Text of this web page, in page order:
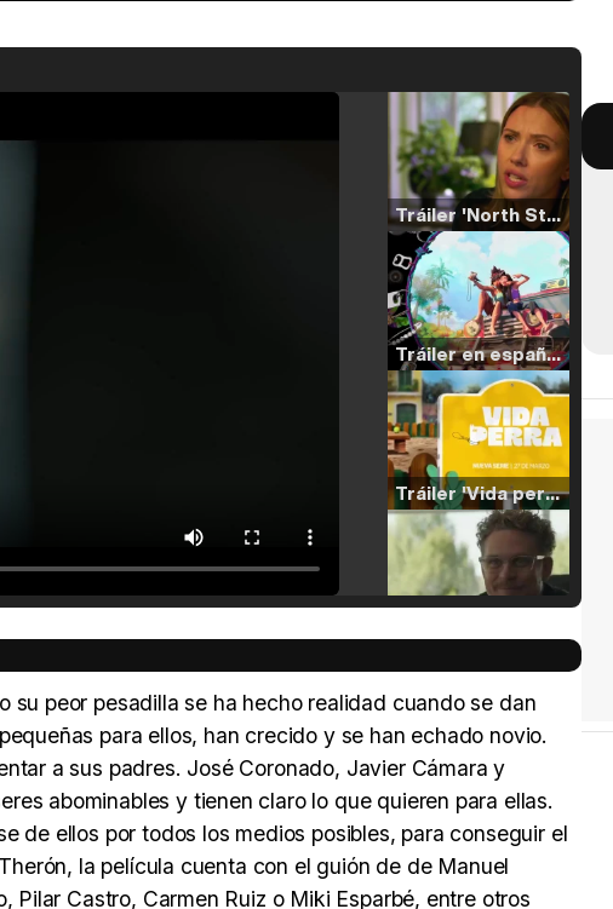
Tráiler 'North Star' (2023)
Tráiler en español de 'La isla olvidada'
Tráiler 'Vida perra' (2026)
peor pesadilla se ha hecho realidad cuando se dan
para ellos, han crecido y se han echado novio.
a sus padres. José Coronado, Javier Cámara y
abominables y tienen claro lo que quieren para ellas.
de ellos por todos los medios posibles, para conseguir el
la película cuenta con el guión de de Manuel
Pilar Castro, Carmen Ruiz o Miki Esparbé, entre otros